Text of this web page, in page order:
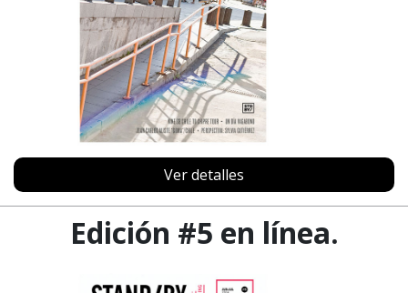
Ver detalles
Edición #5 en línea.